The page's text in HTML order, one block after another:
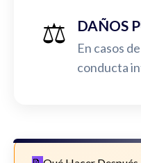
⚖️ DAÑOS
En casos
conducta